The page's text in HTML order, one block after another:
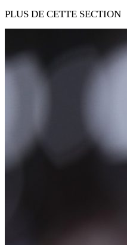
PLUS DE CETTE SECTION